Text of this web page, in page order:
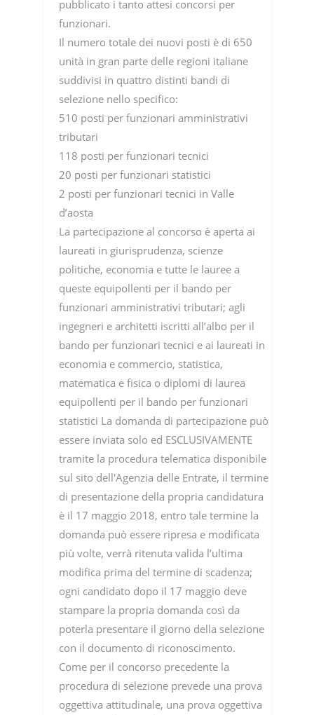
pubblicato i tanto attesi concorsi per
funzionari.
Il numero totale dei nuovi posti è di 650
unità in gran parte delle regioni italiane
suddivisi in quattro distinti bandi di
selezione nello specifico:
510 posti per funzionari amministrativi
tributari
118 posti per funzionari tecnici
20 posti per funzionari statistici
2 posti per funzionari tecnici in Valle
d’aosta
La partecipazione al concorso è aperta ai
laureati in giurisprudenza, scienze
politiche, economia e tutte le lauree a
queste equipollenti per il bando per
funzionari amministrativi tributari; agli
ingegneri e architetti iscritti all’albo per il
bando per funzionari tecnici e ai laureati in
economia e commercio, statistica,
matematica e fisica o diplomi di laurea
equipollenti per il bando per funzionari
statistici La domanda di partecipazione può
essere inviata solo ed ESCLUSIVAMENTE
tramite la procedura telematica disponibile
sul sito dell'Agenzia delle Entrate, il termine
di presentazione della propria candidatura
è il 17 maggio 2018, entro tale termine la
domanda può essere ripresa e modificata
più volte, verrà ritenuta valida l’ultima
modifica prima del termine di scadenza;
ogni candidato dopo il 17 maggio deve
stampare la propria domanda così da
poterla presentare il giorno della selezione
con il documento di riconoscimento.
Come per il concorso precedente la
procedura di selezione prevede una prova
oggettiva attitudinale, una prova oggettiva